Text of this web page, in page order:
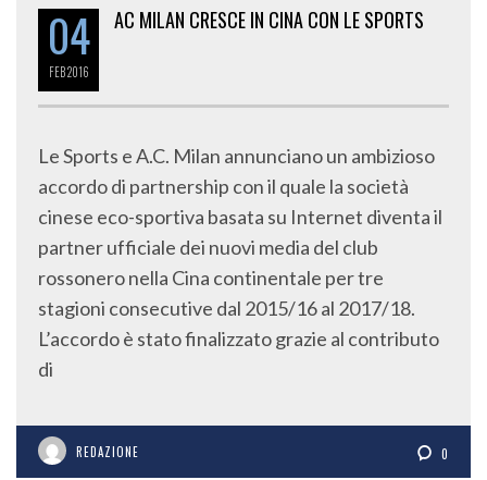
04
FEB2016
AC MILAN CRESCE IN CINA CON LE SPORTS
Le Sports e A.C. Milan annunciano un ambizioso
accordo di partnership con il quale la società
cinese eco-sportiva basata su Internet diventa il
partner ufficiale dei nuovi media del club
rossonero nella Cina continentale per tre
stagioni consecutive dal 2015/16 al 2017/18.
L’accordo è stato finalizzato grazie al contributo
di
REDAZIONE 0